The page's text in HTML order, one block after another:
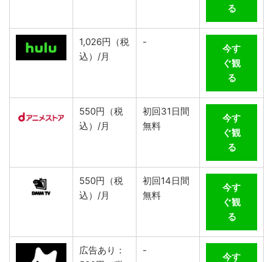
る
1,026円（税
込）/月
-
今す
ぐ観
る
550円（税
込）/月
初回31日間
無料
今す
ぐ観
る
550円（税
込）/月
初回14日間
無料
今す
ぐ観
る
広告あり：
-
今す